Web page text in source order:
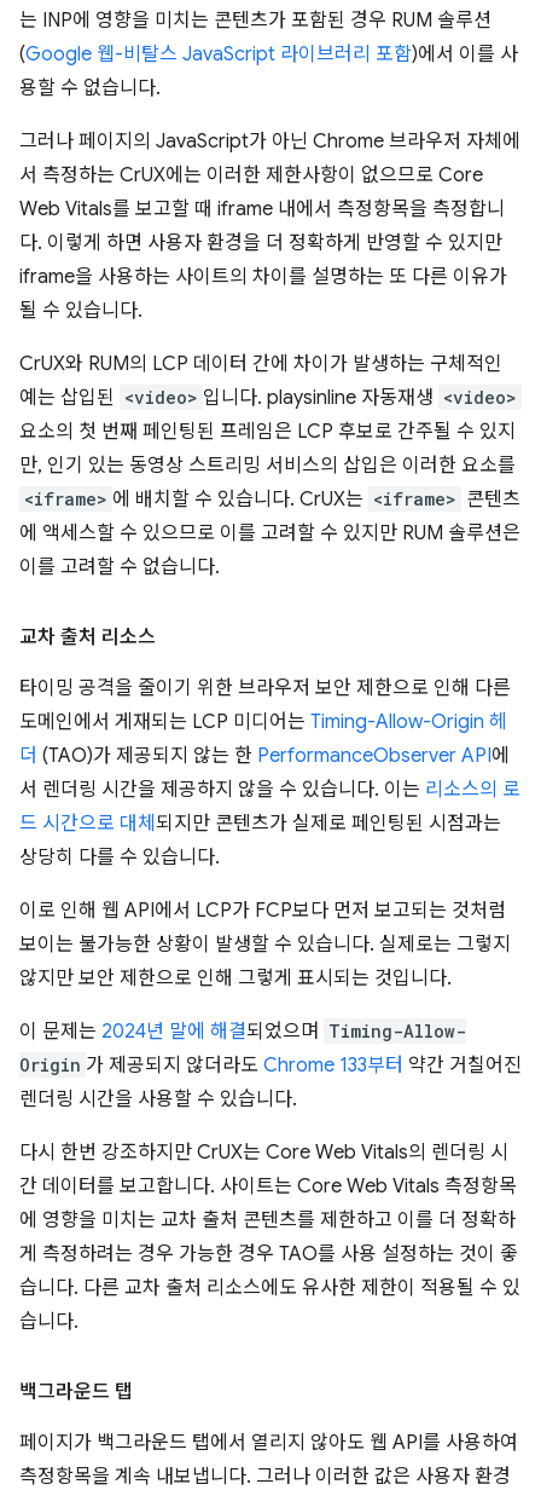
는 INP에 영향을 미치는 콘텐츠가 포함된 경우 RUM 솔루션
(Google 웹-비탈스 JavaScript 라이브러리 포함)에서 이를 사
용할 수 없습니다.
그러나 페이지의 JavaScript가 아닌 Chrome 브라우저 자체에
서 측정하는 CrUX에는 이러한 제한사항이 없으므로 Core
Web Vitals를 보고할 때 iframe 내에서 측정항목을 측정합니
다. 이렇게 하면 사용자 환경을 더 정확하게 반영할 수 있지만
iframe을 사용하는 사이트의 차이를 설명하는 또 다른 이유가
될 수 있습니다.
CrUX와 RUM의 LCP 데이터 간에 차이가 발생하는 구체적인
예는 삽입된 <video> 입니다. playsinline 자동재생 <video>
요소의 첫 번째 페인팅된 프레임은 LCP 후보로 간주될 수 있지
만, 인기 있는 동영상 스트리밍 서비스의 삽입은 이러한 요소를
<iframe> 에 배치할 수 있습니다. CrUX는 <iframe> 콘텐츠
에 액세스할 수 있으므로 이를 고려할 수 있지만 RUM 솔루션은
이를 고려할 수 없습니다.
교차 출처 리소스
타이밍 공격을 줄이기 위한 브라우저 보안 제한으로 인해 다른
도메인에서 게재되는 LCP 미디어는 Timing-Allow-Origin 헤
더 (TAO)가 제공되지 않는 한 PerformanceObserver API에
서 렌더링 시간을 제공하지 않을 수 있습니다. 이는 리소스의 로
드 시간으로 대체 되지만 콘텐츠가 실제로 페인팅된 시점과는
상당히 다를 수 있습니다.
이로 인해 웹 API에서 LCP가 FCP보다 먼저 보고되는 것처럼
보이는 불가능한 상황이 발생할 수 있습니다. 실제로는 그렇지
않지만 보안 제한으로 인해 그렇게 표시되는 것입니다.
이 문제는 2024년 말에 해결되었으며
Timing-Allow-
Origin 가 제공되지 않더라도 Chrome 133부터 약간 거칠어진
렌더링 시간을 사용할 수 있습니다.
다시 한번 강조하지만 CrUX는 Core Web Vitals의 렌더링 시
간 데이터를 보고합니다. 사이트는 Core Web Vitals 측정항목
에 영향을 미치는 교차 출처 콘텐츠를 제한하고 이를 더 정확하
게 측정하려는 경우 가능한 경우 TAO를 사용 설정하는 것이 좋
습니다. 다른 교차 출처 리소스에도 유사한 제한이 적용될 수 있
습니다.
백그라운드 탭
페이지가 백그라운드 탭에서 열리지 않아도 웹 API를 사용하여
측정항목을 계속 내보냅니다. 그러나 이러한 값은 사용자 환경